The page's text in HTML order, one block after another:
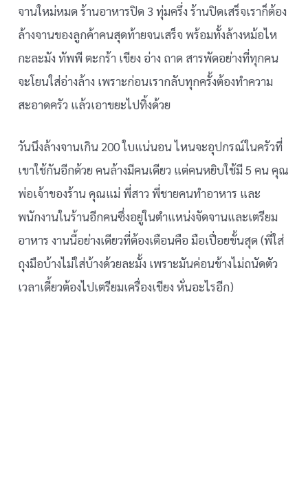
จานใหม่หมด ร้านอาหารปิด 3 ทุ่มครึ่ง ร้านปิดเสร็จเราก็ต้อง
ล้างจานของลูกค้าคนสุดท้ายจนเสร็จ พร้อมทั้งล้างหม้อไห
กะละมัง ทัพพี ตะกร้า เขียง อ่าง ถาด สารพัดอย่างที่ทุกคน
จะโยนใส่อ่างล้าง เพราะก่อนเรากลับทุกครั้งต้องทำความ
สะอาดครัว แล้วเอาขยะไปทิ้งด้วย
วันนึงล้างจานเกิน 200 ใบแน่นอน ไหนจะอุปกรณ์ในครัวที่
เขาใช้กันอีกด้วย คนล้างมีคนเดียว แต่คนหยิบใช้มี 5 คน คุณ
พ่อเจ้าของร้าน คุณแม่ พี่สาว พี่ชายคนทำอาหาร และ
พนักงานในร้านอีกคนซึ่งอยู่ในตำแหน่งจัดจานและเตรียม
อาหาร งานนี้อย่างเดียวที่ต้องเตือนคือ มือเปื่อยขั้นสุด (พี่ใส่
ถุงมือบ้างไม่ใส่บ้างด้วยละมั้ง เพราะมันค่อนข้างไม่ถนัดตัว
เวลาเดี้ยวต้องไปเตรียมเครื่องเขียง หั่นอะไรอีก)